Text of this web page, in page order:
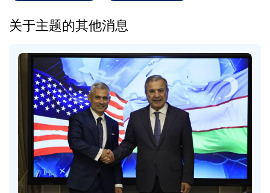
关于主题的其他消息